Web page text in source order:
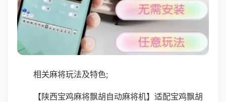
相关麻将玩法及特色;
【陕西宝鸡麻将飘胡自动麻将机】适配宝鸡飘胡